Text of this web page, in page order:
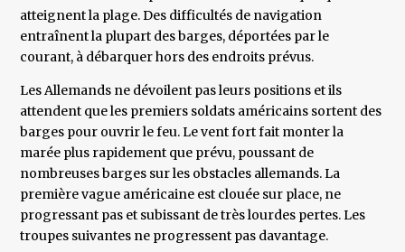
atteignent la plage. Des difficultés de navigation
entraînent la plupart des barges, déportées par le
courant, à débarquer hors des endroits prévus.
Les Allemands ne dévoilent pas leurs positions et ils
attendent que les premiers soldats américains sortent des
barges pour ouvrir le feu. Le vent fort fait monter la
marée plus rapidement que prévu, poussant de
nombreuses barges sur les obstacles allemands. La
première vague américaine est clouée sur place, ne
progressant pas et subissant de très lourdes pertes. Les
troupes suivantes ne progressent pas davantage.